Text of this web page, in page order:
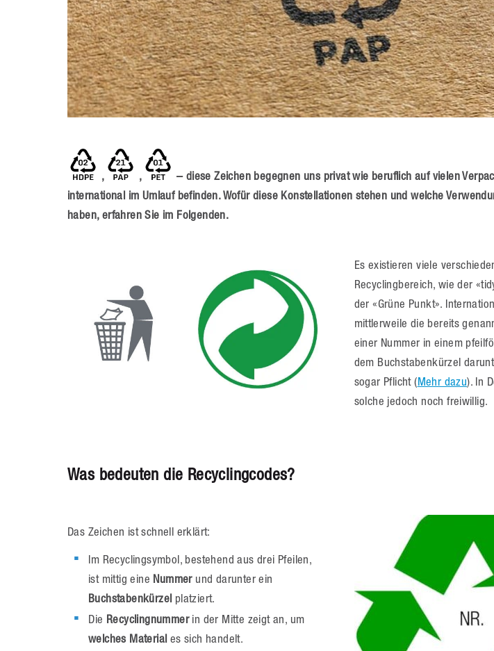
, ,
– diese Zeichen begegnen uns privat wie beruflich auf vielen
international im Umlauf befinden. Wofür diese Konstellationen stehen und welche
haben, erfahren Sie im Folgenden.
Es existieren viele
Recyclingbereich, wie der
der «Grüne Punkt».
mittlerweile die bereits
einer Nummer in einem
dem Buchstabenkürzel
sogar Pflicht (Mehr dazu). In
solche jedoch noch freiwillig.
Was bedeuten die Recyclingcodes?
Das Zeichen ist schnell erklärt:
Im Recyclingsymbol, bestehend aus drei Pfeilen,
ist mittig eine Nummerund darunter ein
Buchstabenkürzel platziert.
Die Recyclingnummer in der Mitte zeigt an, um
welches Material es sich handelt.